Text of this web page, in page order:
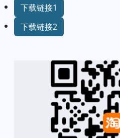
下载链接1
下载链接2